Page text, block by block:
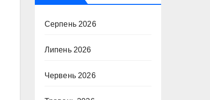
Серпень 2026
Липень 2026
Червень 2026